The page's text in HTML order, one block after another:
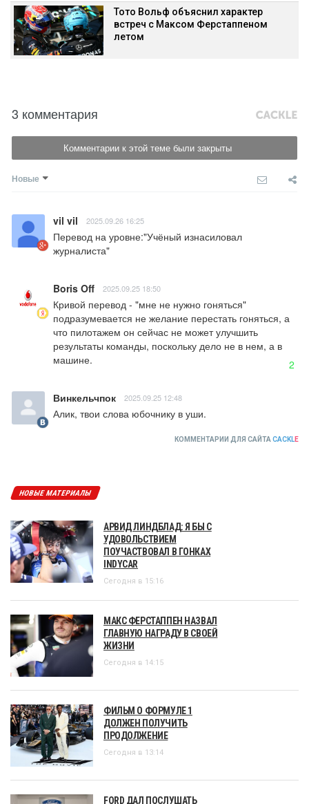
Тото Вольф объяснил характер
встреч с Максом Ферстаппеном
летом
3 комментария
Комментарии к этой теме были закрыты
Новые
vil vil 2025.09.26 16:25
Перевод на уровне:"Учёный изнасиловал
журналиста"
Boris Off 2025.09.25 18:50
Кривой перевод - "мне не нужно гоняться"
подразумевается не желание перестать гоняться, а
что пилотажем он сейчас не может улучшить
результаты команды, поскольку дело не в нем, а в
машине.
2
Винкельчпок 2025.09.25 12:48
Алик, твои слова юбочнику в уши.
КОММЕНТАРИИ ДЛЯ САЙТА CACKLE
НОВЫЕ МАТЕРИАЛЫ
АРВИД ЛИНДБЛАД: Я БЫ С
УДОВОЛЬСТВИЕМ
ПОУЧАСТВОВАЛ В ГОНКАХ
INDYCAR
Сегодня в 15:16
МАКС ФЕРСТАППЕН НАЗВАЛ
ГЛАВНУЮ НАГРАДУ В СВОЕЙ
ЖИЗНИ
Сегодня в 14:15
ФИЛЬМ О ФОРМУЛЕ 1
ДОЛЖЕН ПОЛУЧИТЬ
ПРОДОЛЖЕНИЕ
Сегодня в 13:14
FORD ДАЛ ПОСЛУШАТЬ